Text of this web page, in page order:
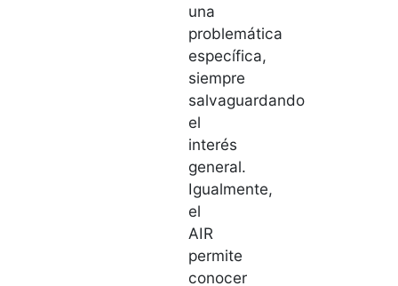
una
problemática
específica,
siempre
salvaguardando
el
interés
general.
Igualmente,
el
AIR
permite
conocer